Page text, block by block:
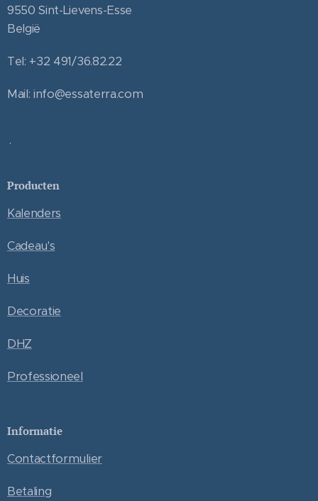
9550 Sint-Lievens-Esse
België
Tel: +32 491/36.82.22
Mail: info@essaterra.com
.
Producten
Kalenders
Cadeau's
Huis
Decoratie
DHZ
Professioneel
Informatie
Contactformulier
Betaling